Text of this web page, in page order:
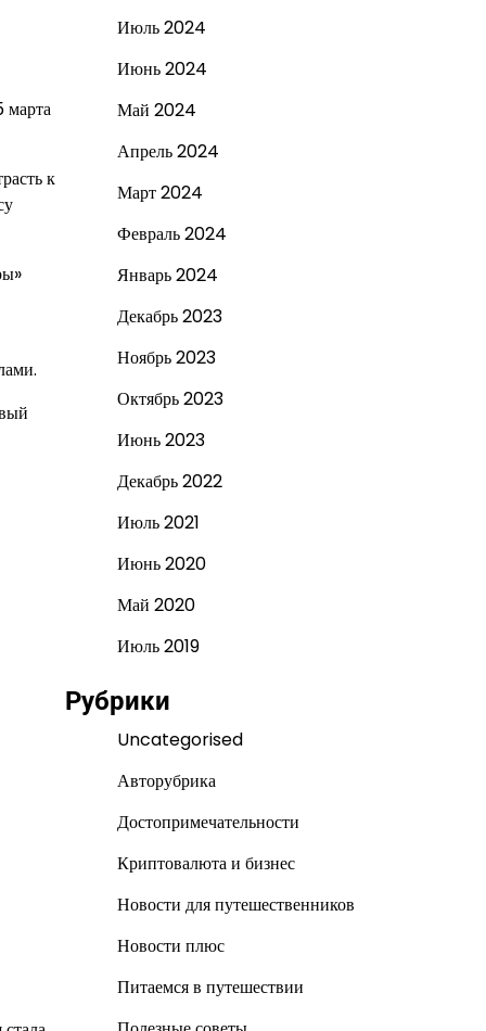
марта
к
Июль 2024
Июнь 2024
Май 2024
Апрель 2024
Март 2024
Февраль 2024
Январь 2024
Декабрь 2023
Ноябрь 2023
Октябрь 2023
Июнь 2023
Декабрь 2022
Июль 2021
Июнь 2020
Май 2020
Июль 2019
Рубрики
Uncategorised
Авторубрика
Достопримечательности
Криптовалюта и бизнес
Новости для путешественников
Новости плюс
Питаемся в путешествии